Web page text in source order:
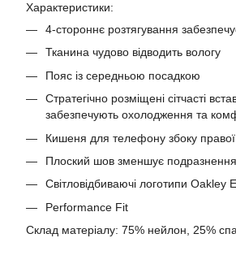
Характеристики:
4-стороннє розтягування
Тканина чудово відводить вологу
Пояс із середньою посадкою
Стратегічно розміщені сітчасті
забезпечують охолодження та
Кишеня для телефону збоку правої
Плоский шов зменшує подразнення
Світловідбиваючі логотипи Oakley
Performance Fit
Склад матеріалу: 75% нейлон, 25%